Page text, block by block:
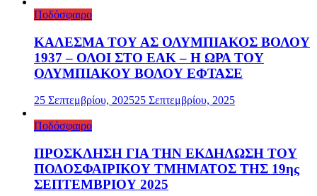
Ποδόσφαιρο
ΚΑΛΕΣΜΑ ΤΟΥ ΑΣ ΟΛΥΜΠΙΑΚΟΣ ΒΟΛΟΥ
1937 – ΟΛΟΙ ΣΤΟ ΕΑΚ – Η ΩΡΑ ΤΟΥ
ΟΛΥΜΠΙΑΚΟΥ ΒΟΛΟΥ ΕΦΤΑΣΕ
25 Σεπτεμβρίου, 202525 Σεπτεμβρίου, 2025
Ποδόσφαιρο
ΠΡΟΣΚΛΗΣΗ ΓΙΑ ΤΗΝ ΕΚΔΗΛΩΣΗ ΤΟΥ
ΠΟΔΟΣΦΑΙΡΙΚΟΥ ΤΜΗΜΑΤΟΣ ΤΗΣ 19ης
ΣΕΠΤΕΜΒΡΙΟΥ 2025